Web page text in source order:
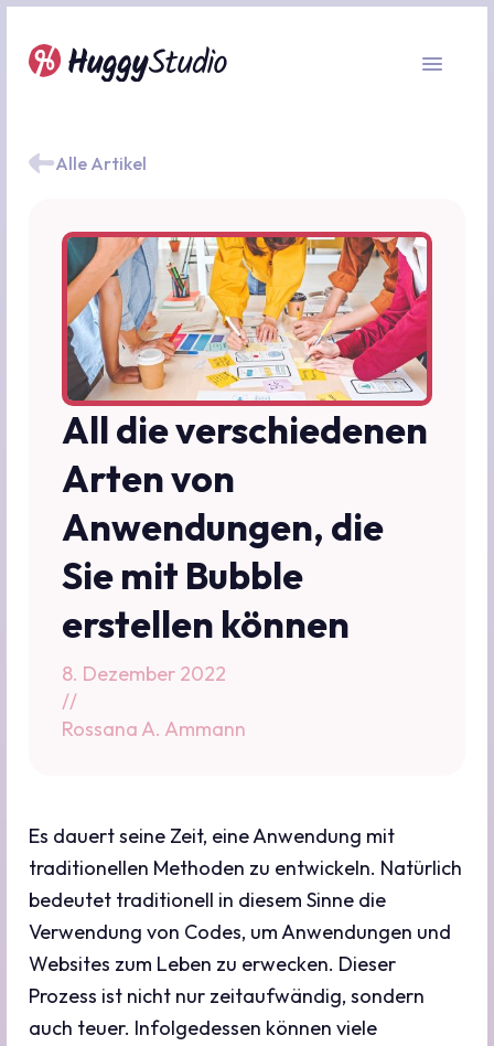
Alle Artikel
All die verschiedenen
Arten von
Anwendungen, die
Sie mit Bubble
erstellen können
8. Dezember 2022
//
Rossana A. Ammann
Es dauert seine Zeit, eine Anwendung mit
traditionellen Methoden zu entwickeln. Natürlich
bedeutet traditionell in diesem Sinne die
Verwendung von Codes, um Anwendungen und
Websites zum Leben zu erwecken. Dieser
Prozess ist nicht nur zeitaufwändig, sondern
auch teuer. Infolgedessen können viele